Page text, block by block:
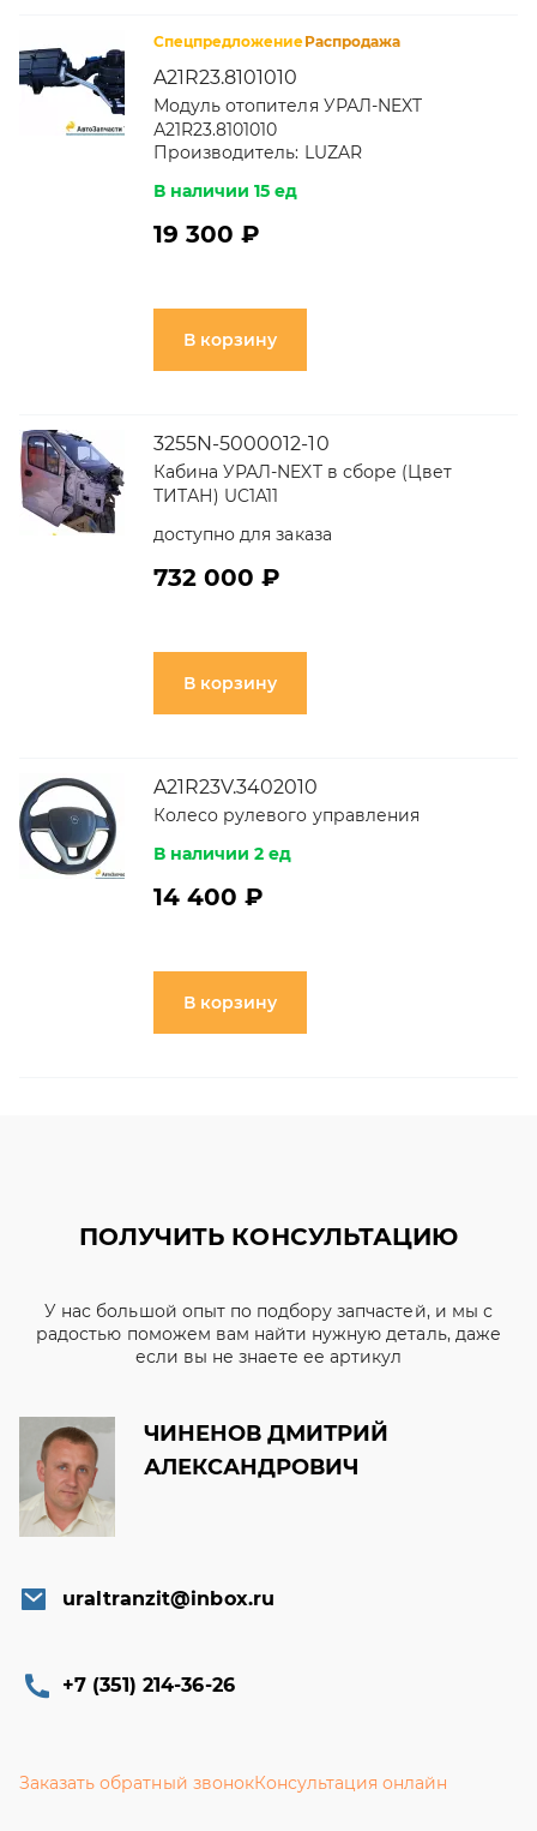
СпецпредложениеРаспродажа
A21R23.8101010
Модуль отопителя УРАЛ-NEXT
А21R23.8101010
Производитель: LUZAR
В наличии 15 ед
19 300 ₽
В корзину
3255N-5000012-10
Кабина УРАЛ-NEXT в сборе (Цвет
ТИТАН) UC1A11
доступно для заказа
732 000 ₽
В корзину
A21R23V.3402010
Колесо рулевого управления
В наличии 2 ед
14 400 ₽
В корзину
ПОЛУЧИТЬ КОНСУЛЬТАЦИЮ
У нас большой опыт по подбору запчастей, и мы с
радостью поможем вам найти нужную деталь, даже
если вы не знаете ее артикул
ЧИНЕНОВ ДМИТРИЙ
АЛЕКСАНДРОВИЧ
uraltranzit@inbox.ru
+7 (351) 214-36-26
Заказать обратный звонокКонсультация онлайн